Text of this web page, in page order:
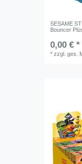
SESAME
Bouncer
0,00 € *
*zzgl. ges.